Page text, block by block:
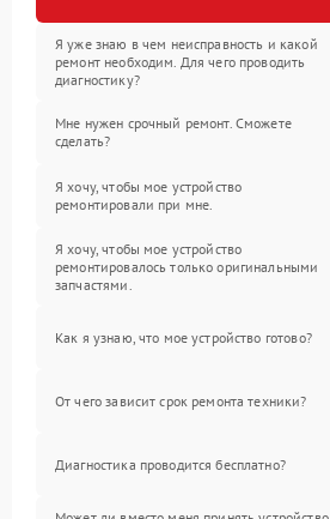
Я уже знаю в чем неисправность и какой
ремонт необходим. Для чего проводить
диагностику?
Мне нужен срочный ремонт. Сможете
сделать?
Я хочу, чтобы мое устройство
ремонтировали при мне.
Я хочу, чтобы мое устройство
ремонтировалось только оригинальными
запчастями.
Как я узнаю, что мое устройство готово?
От чего зависит срок ремонта техники?
Диагностика проводится бесплатно?